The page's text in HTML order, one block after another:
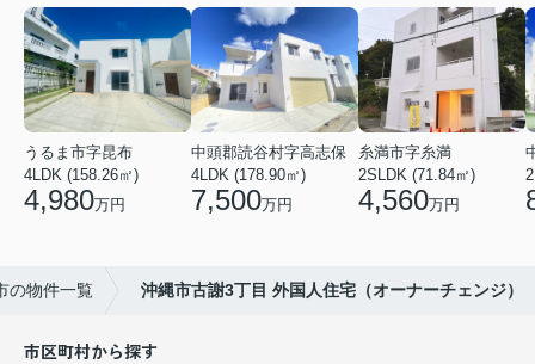
うるま市字昆布
4LDK (158.26㎡)
4,980万円
中頭郡読谷村字高志保
4LDK (178.90㎡)
7,500万円
糸満市字糸満
2SLDK (71.84㎡)
4,560万円
の物件一覧 沖縄市古謝3丁目 外国人住宅（オーナーチェンジ）
市区町村から探す